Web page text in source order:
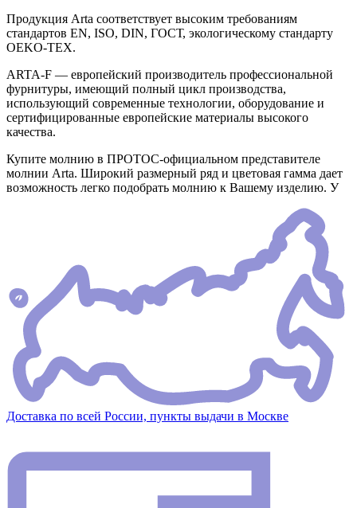
Продукция Arta соответствует высоким требованиям
стандартов EN, ISO, DIN, ГОСТ, экологическому стандарту
OEKO-TEX.
ARTA-F — европейский производитель профессиональной
фурнитуры, имеющий полный цикл производства,
использующий современные технологии, оборудование и
сертифицированные европейские материалы высокого
качества.
Купите молнию в ПРОТОС-официальном представителе
молнии Arta. Широкий размерный ряд и цветовая гамма дает
возможность легко подобрать молнию к Вашему изделию. У
Доставка по всей России, пункты выдачи в Москве